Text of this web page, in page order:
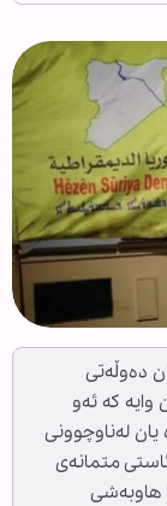
لە نێوان دەوڵەتی
وایە کە ئەو
یان لەناوچوونی
متمانەی
هاوبەشی